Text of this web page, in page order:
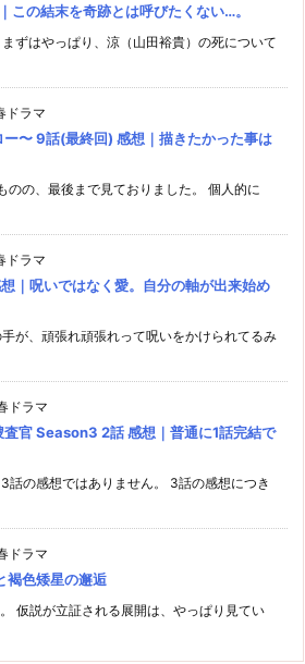
この結末を奇跡とは呼びたくない…。
ずはやっぱり、涼（山田裕貴）の死について
ドラマ
ー〜 9話(最終回) 感想｜描きたかった事は
のの、最後まで見ておりました。 個人的に
ドラマ
｜呪いではなく愛。自分の軸が出来始め
が、頑張れ頑張れって呪いをかけられてるみ
ドラマ
官 Season3 2話 感想｜普通に1話完結で
の感想ではありません。 3話の感想につき
ドラマ
褐色矮星の邂逅
仮説が立証される展開は、やっぱり見てい